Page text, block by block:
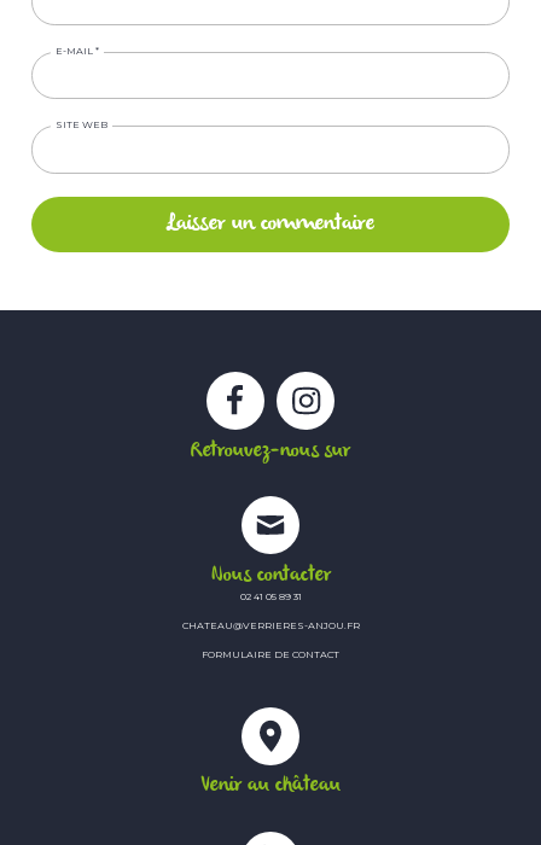
E-MAIL *
SITE WEB
Retrouvez-nous sur
FacebookInstagram
Nous contacter
02 41 05 89 31
CHATEAU@VERRIERES-ANJOU.FR
FORMULAIRE DE CONTACT
Venir au château